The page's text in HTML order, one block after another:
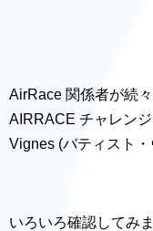
AirRace 関係者が続
AIRRACE チャレン
Vignes (バティスト・
いろいろ確認してみ